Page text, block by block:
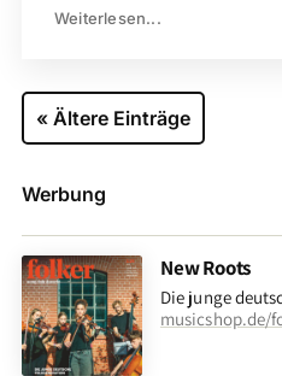
Weiterlesen...
« Ältere Einträge
Werbung
New Roots
Die junge
musicshop.de/